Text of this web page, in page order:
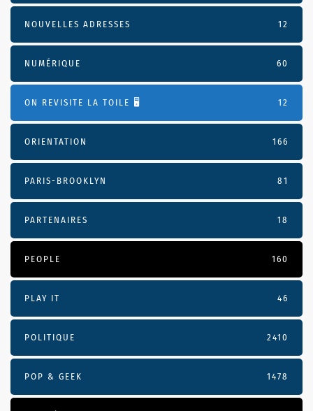
NOUVELLES ADRESSES 12
NUMÉRIQUE 60
ON REVISITE LA TOILE 🖥️ 12
ORIENTATION 166
PARIS-BROOKLYN 81
PARTENAIRES 18
PEOPLE 160
PLAY IT 46
POLITIQUE 2410
POP & GEEK 1478